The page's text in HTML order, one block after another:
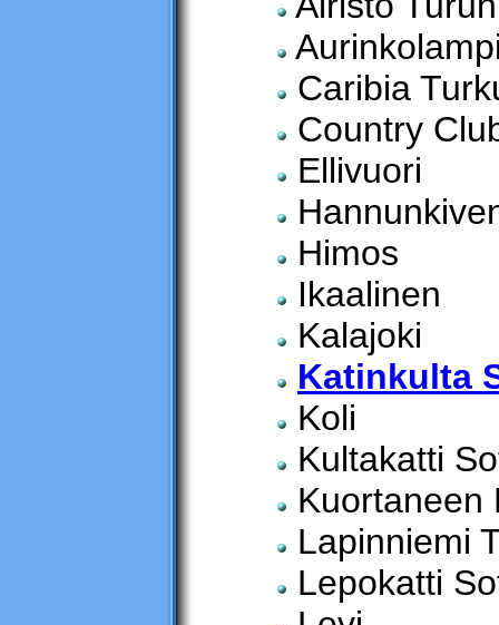
Caribia
Country
Ellivuori
Himos
Ikaalinen
Kalajoki
Katinkulta
Koli
Kultakatti
Kuortaneen
Lapinniemi
Lepokatti